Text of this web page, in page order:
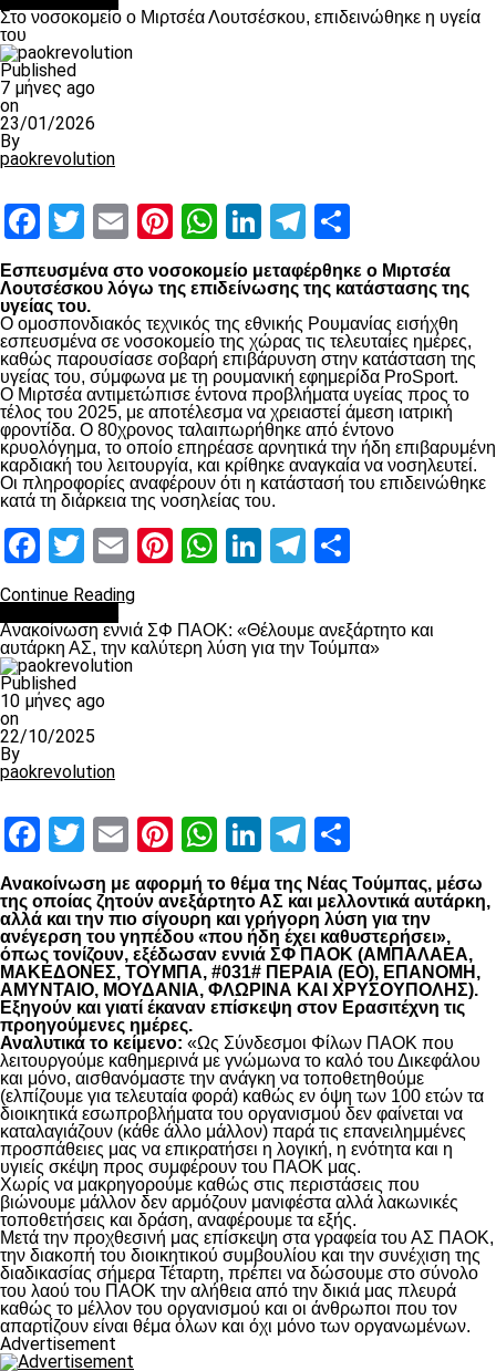
Στο νοσοκομείο ο Μιρτσέα Λουτσέσκου, επιδεινώθηκε η υγεία
του
Published
7 μήνες ago
on
23/01/2026
By
paokrevolution
Facebook
Twitter
EmailPinterest
WhatsApp
LinkedIn
Telegram
Εσπευσμένα στο νοσοκομείο μεταφέρθηκε ο Μιρτσέα
Λουτσέσκου λόγω της επιδείνωσης της κατάστασης της
υγείας του.
Ο ομοσπονδιακός τεχνικός της εθνικής Ρουμανίας εισήχθη
εσπευσμένα σε νοσοκομείο της χώρας τις τελευταίες ημέρες,
καθώς παρουσίασε σοβαρή επιβάρυνση στην κατάσταση της
υγείας του, σύμφωνα με τη ρουμανική εφημερίδα ProSport.
Ο Μιρτσέα αντιμετώπισε έντονα προβλήματα υγείας προς το
τέλος του 2025, με αποτέλεσμα να χρειαστεί άμεση ιατρική
φροντίδα. Ο 80χρονος ταλαιπωρήθηκε από έντονο
κρυολόγημα, το οποίο επηρέασε αρνητικά την ήδη επιβαρυμένη
καρδιακή του λειτουργία, και κρίθηκε αναγκαία να νοσηλευτεί.
Οι πληροφορίες αναφέρουν ότι η κατάστασή του επιδεινώθηκε
κατά τη διάρκεια της νοσηλείας του.
Facebook
Twitter
EmailPinterest
WhatsApp
LinkedIn
Telegram
Continue Reading
Ανακοίνωση εννιά ΣΦ ΠΑΟΚ: «Θέλουμε ανεξάρτητο και
αυτάρκη ΑΣ, την καλύτερη λύση για την Τούμπα»
Published
10 μήνες ago
on
22/10/2025
By
paokrevolution
Facebook
Twitter
EmailPinterest
WhatsApp
LinkedIn
Telegram
Ανακοίνωση με αφορμή το θέμα της Νέας Τούμπας, μέσω
της οποίας ζητούν ανεξάρτητο ΑΣ και μελλοντικά αυτάρκη,
αλλά και την πιο σίγουρη και γρήγορη λύση για την
ανέγερση του γηπέδου «που ήδη έχει καθυστερήσει»,
όπως τονίζουν, εξέδωσαν εννιά ΣΦ ΠΑΟΚ (ΑΜΠΑΛΑΕΑ,
ΜΑΚΕΔΟΝΕΣ, ΤΟΥΜΠΑ, #031# ΠΕΡΑΙΑ (ΕΟ), ΕΠΑΝΟΜΗ,
ΑΜΥΝΤΑΙΟ, ΜΟΥΔΑΝΙΑ, ΦΛΩΡΙΝΑ ΚΑΙ ΧΡΥΣΟΥΠΟΛΗΣ).
Εξηγούν και γιατί έκαναν επίσκεψη στον Ερασιτέχνη τις
προηγούμενες ημέρες.
Αναλυτικά το κείμενο: «Ως Σύνδεσμοι Φίλων ΠΑΟΚ που
λειτουργούμε καθημερινά με γνώμωνα το καλό του Δικεφάλου
και μόνο, αισθανόμαστε την ανάγκη να τοποθετηθούμε
(ελπίζουμε για τελευταία φορά) καθώς εν όψη των 100 ετών τα
διοικητικά εσωπροβλήματα του οργανισμού δεν φαίνεται να
καταλαγιάζουν (κάθε άλλο μάλλον) παρά τις επανειλημμένες
προσπάθειες μας να επικρατήσει η λογική, η ενότητα και η
υγιείς σκέψη προς συμφέρουν του ΠΑΟΚ μας.
Χωρίς να μακρηγορούμε καθώς στις περιστάσεις που
βιώνουμε μάλλον δεν αρμόζουν μανιφέστα αλλά λακωνικές
τοποθετήσεις και δράση, αναφέρουμε τα εξής.
Μετά την προχθεσινή μας επίσκεψη στα γραφεία του ΑΣ ΠΑΟΚ,
την διακοπή του διοικητικού συμβουλίου και την συνέχιση της
διαδικασίας σήμερα Τέταρτη, πρέπει να δώσουμε στο σύνολο
του λαού του ΠΑΟΚ την αλήθεια από την δικιά μας πλευρά
καθώς το μέλλον του οργανισμού και οι άνθρωποι που τον
απαρτίζουν είναι θέμα όλων και όχι μόνο των οργανωμένων.
Advertisement